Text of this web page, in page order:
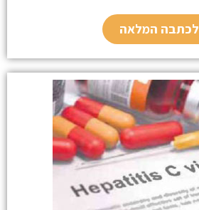
לכתבה המלאה